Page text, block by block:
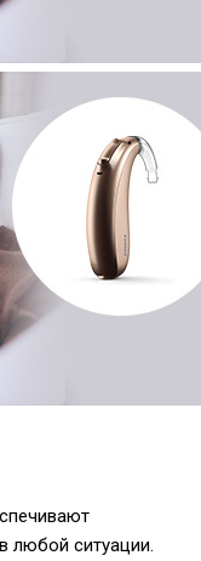
любой ситуации.